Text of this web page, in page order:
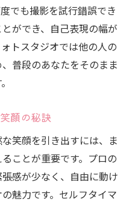
でも撮影を試行錯誤でき
ができ、自己表現の幅が
トスタジオでは他の人の
普段のあなたをそのまま
顔の秘訣
笑顔を引き出すには、ま
ことが重要です。プロの
感が少なく、自由に動け
魅力です。セルフタイマ